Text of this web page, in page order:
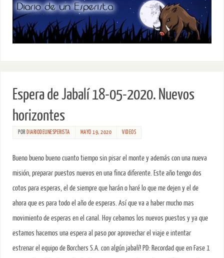
Espera de Jabalí 18-05-2020. Nuevos
horizontes
POR DIARIODEUNESPERISTA MAYO 19, 2020 VIDEOS
Bueno bueno bueno cuanto tiempo sin pisar el monte y además con una nueva
misión, preparar puestos nuevos en una finca diferente. Este año tengo dos
cotos para esperas, el de siempre que harán o haré lo que me dejen y el de
ahora que es para todo el año de esperas. Así que va a haber mucho mas
movimiento de esperas en el canal. Hoy cebamos los nuevos puestos y ya que
estamos hacemos una espera al paso por aprovechar el viaje e intentar
estrenar el equipo de Borchers S.A. con algún jabalí! PD: Recordad que en Fase 1